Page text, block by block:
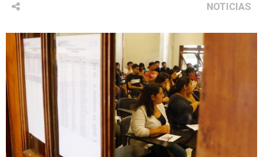
NOTICIAS